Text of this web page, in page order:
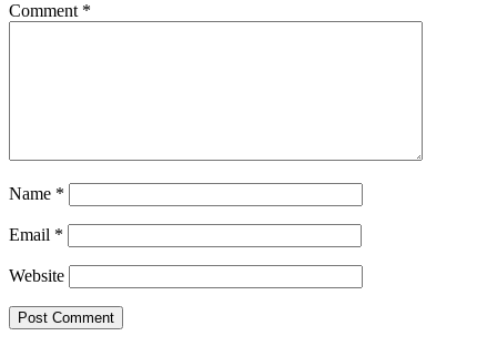
Comment *
Name *
Email *
Website